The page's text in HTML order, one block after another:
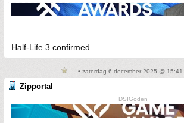
Half-Life 3 confirmed.
• zaterdag 6 december 2025 @ 15:41
Zipportal
DSIGoden